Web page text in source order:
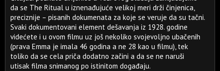
da se The Ritual u iznenađujuće velikoj meri drži činjenica,
preciznije – pisanih dokumenata za koje se veruje da su tačni.
Svaki dokumentovani element dešavanja iz 1928. godine
videćete i u ovom filmu uz još nekoliko svojevoljno ubačenih
(prava Emma je imala 46 godina a ne 28 kao u filmu), tek
toliko da se cela priča dodatno začini a da se ne naruši
utisak filma snimanog po istinitom događaju.